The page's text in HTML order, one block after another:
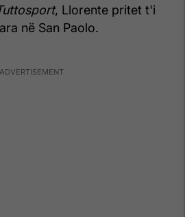
, Llorente pritet t'i
në San Paolo.